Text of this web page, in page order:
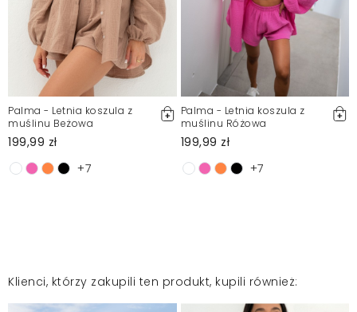
Palma - Letnia koszula z
muślinu Beżowa
199,99 zł
+7
Palma - Letnia koszula z
muślinu Różowa
199,99 zł
+7
Klienci, którzy zakupili ten produkt, kupili również: